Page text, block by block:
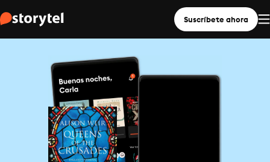
Suscríbete ahora